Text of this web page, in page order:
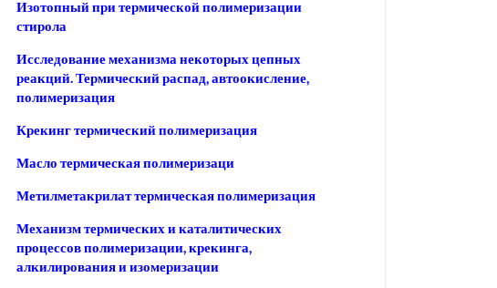
Изотопный при термической полимеризации
стирола
Исследование механизма некоторых цепных
реакций. Термический распад, автоокисление,
полимеризация
Крекинг термический полимеризация
Масло термическая полимеризаци
Метилметакрилат термическая полимеризация
Механизм термических и каталитических
процессов полимеризации, крекинга,
алкилирования и изомеризации